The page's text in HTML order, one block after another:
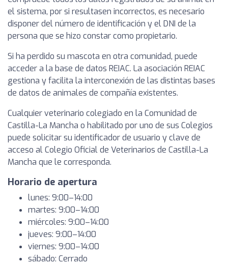
el sistema, por si resultasen incorrectos, es necesario
disponer del número de identificación y el DNI de la
persona que se hizo constar como propietario.
Si ha perdido su mascota en otra comunidad, puede
acceder a la base de datos REIAC. La asociación REIAC
gestiona y facilita la interconexión de las distintas bases
de datos de animales de compañía existentes.
Cualquier veterinario colegiado en la Comunidad de
Castilla-La Mancha o habilitado por uno de sus Colegios
puede solicitar su identificador de usuario y clave de
acceso al Colegio Oficial de Veterinarios de Castilla-La
Mancha que le corresponda.
Horario de apertura
lunes: 9:00–14:00
martes: 9:00–14:00
miércoles: 9:00–14:00
jueves: 9:00–14:00
viernes: 9:00–14:00
sábado: Cerrado